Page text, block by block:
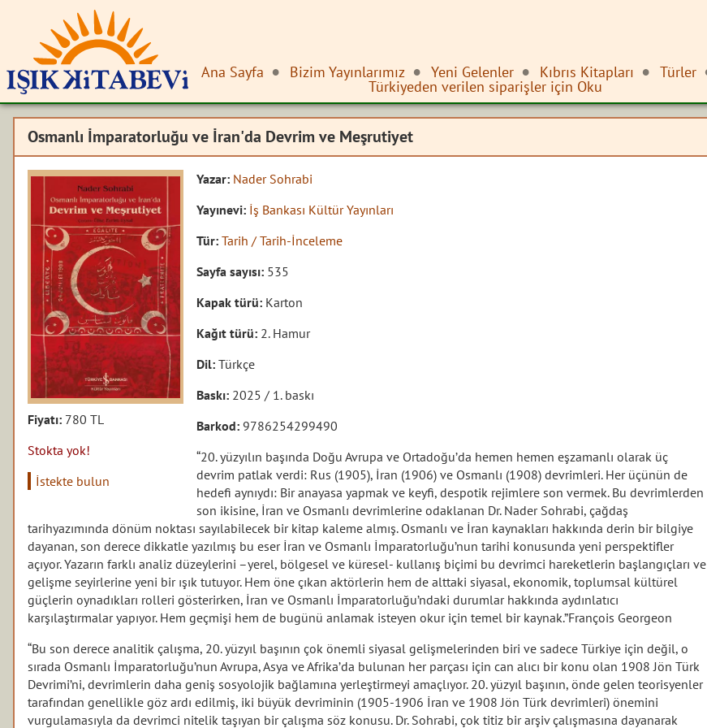
Ana Sayfa Bizim Yayınlarımız Yeni Gelenler Kıbrıs Kitapları Türler
Türkiyeden verilen siparişler için Oku
Osmanlı İmparatorluğu ve İran'da Devrim ve Meşrutiyet
Fiyatı: 780 TL
Stokta yok!
İstekte bulun
Yazar: Nader Sohrabi
Yayınevi: İş Bankası Kültür Yayınları
Tür:Tarih / Tarih-İnceleme
Sayfa sayısı: 535
Kapak türü: Karton
Kağıt türü: 2. Hamur
Dil:Türkçe
Baskı: 2025 / 1. baskı
Barkod:9786254299490
“20. yüzyılın başında Doğu Avrupa ve Ortadoğu’da hemen hemen eşzamanlı olarak üç
devrim patlak verdi: Rus (1905), İran (1906) ve Osmanlı (1908) devrimleri. Her üçünün de
hedefi aynıydı: Bir anayasa yapmak ve keyfi, despotik rejimlere son vermek. Bu devrimlerden
son ikisine, İran ve Osmanlı devrimlerine odaklanan Dr. Nader Sohrabi, çağdaş
tarihyazımında dönüm noktası sayılabilecek bir kitap kaleme almış. Osmanlı ve İran kaynakları hakkında derin bir bilgiye
dayanan, son derece dikkatle yazılmış bu eser İran ve Osmanlı İmparatorluğu’nun tarihi konusunda yeni perspektifler
açıyor. Yazarın farklı analiz düzeylerini –yerel, bölgesel ve küresel- kullanış biçimi bu devrimci hareketlerin başlangıçları ve
gelişme seyirlerine yeni bir ışık tutuyor. Hem öne çıkan aktörlerin hem de alttaki siyasal, ekonomik, toplumsal kültürel
güçlerin oynadıkları rolleri gösterirken, İran ve Osmanlı İmparatorluğu’ndaki durumlar hakkında aydınlatıcı
karşılaştırmalar yapıyor. Hem geçmişi hem de bugünü anlamak isteyen okur için temel bir kaynak.”François Georgeon
“Bu son derece analitik çalışma, 20. yüzyıl başının çok önemli siyasal gelişmelerinden biri ve sadece Türkiye için değil, o
sırada Osmanlı İmparatorluğu’nun Avrupa, Asya ve Afrika’da bulunan her parçası için can alıcı bir konu olan 1908 Jön Türk
Devrimi’ni, devrimlerin daha geniş sosyolojik bağlamına yerleştirmeyi amaçlıyor. 20. yüzyıl başının, önde gelen teorisyenler
tarafından genellikle göz ardı edilmiş, iki büyük devriminin (1905-1906 İran ve 1908 Jön Türk devrimleri) önemini
vurgulamasıyla da devrimci nitelik taşıyan bir çalışma söz konusu. Dr. Sohrabi, çok titiz bir arşiv çalışmasına dayanarak